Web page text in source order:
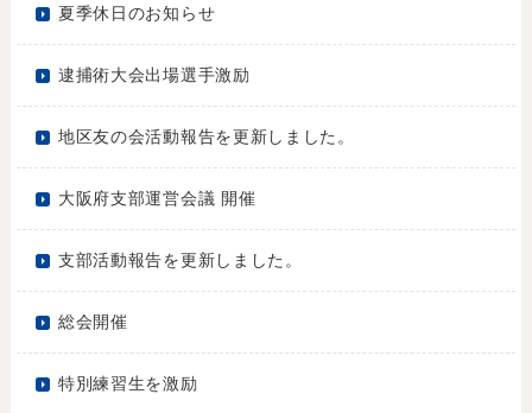
夏季休日のお知らせ
逮捕術大会出場選手激励
地区友の会活動報告を更新しました。
大阪府支部運営会議 開催
支部活動報告を更新しました。
総会開催
特別練習生を激励